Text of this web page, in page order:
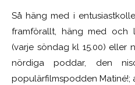
Så häng med i
framförallt, häng med och
(varje söndag kl 15.00) eller
nördiga poddar, den
populärfilmspodden Matiné!;